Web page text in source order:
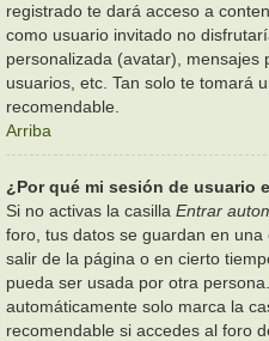
registrado te dará acceso a
como usuario invitado no
personalizada (avatar), mensajes
usuarios, etc. Tan solo te tomará
recomendable.
Arriba
¿Por qué mi sesión de usuario
Si no activas la casilla Entrar
foro, tus datos se guardan en
salir de la página o en cierto
pueda ser usada por otra
automáticamente solo marca la
recomendable si accedes al foro